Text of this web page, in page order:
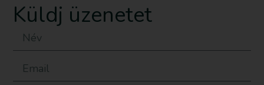
Küldj üzenetet